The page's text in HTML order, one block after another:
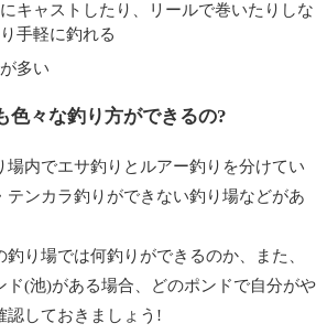
キャストしたり、リールで巻いたりしな
手軽に釣れる
多い
色々な釣り方ができるの?
場内でエサ釣りとルアー釣りを分けてい
テンカラ釣りができない釣り場などがあ
り場では何釣りができるのか、また、
ド(池)がある場合、どのポンドで自分がや
認しておきましょう!